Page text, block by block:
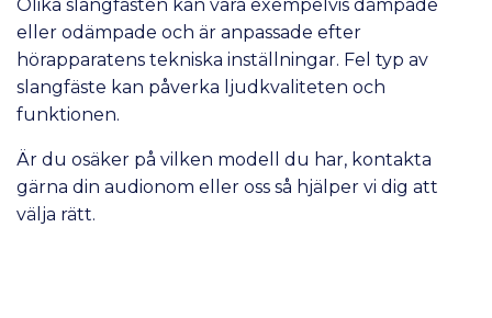
Olika slangfästen kan vara exempelvis dämpade
eller odämpade och är anpassade efter
hörapparatens tekniska inställningar. Fel typ av
slangfäste kan påverka ljudkvaliteten och
funktionen.
Är du osäker på vilken modell du har, kontakta
gärna din audionom eller oss så hjälper vi dig att
välja rätt.